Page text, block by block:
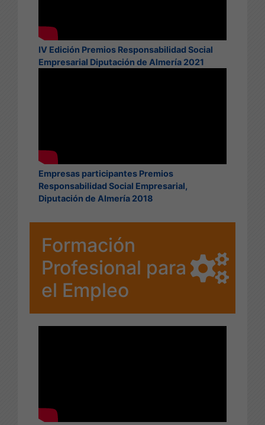
IV Edición Premios Responsabilidad Social
Empresarial Diputación de Almería 2021
Empresas participantes Premios
Responsabilidad Social Empresarial,
Diputación de Almería 2018
Formación
Profesional para
el Empleo